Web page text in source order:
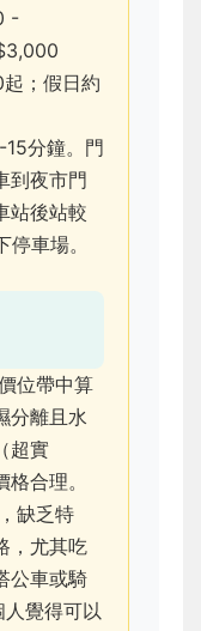
-
；假日約
分鐘。門
到夜市門
站後站較
車場。
位帶中算
分離且水
超實
合理。
缺乏特
，尤其吃
公車或騎
覺得可以